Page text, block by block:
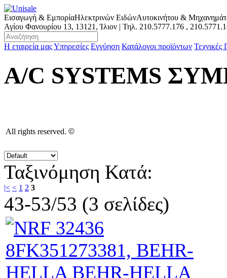
Εισαγωγή & ΕμπορίαΗλεκτρινών ΕιδώνΑυτοκινήτου &
Αγίου Φανουρίου 13, 13121, Ίλιον | Τηλ. 210.5777.176 ,
Η εταιρεία μαςΥπηρεσίες Εγγύηση Κατάλογοι προϊόντων Τεχνικές
A/C SYSTEMS
All rights reserved. ©
Ταξινόμηση Κατά:
|< < 1 2 3
43-53/53 (3 σελίδες)